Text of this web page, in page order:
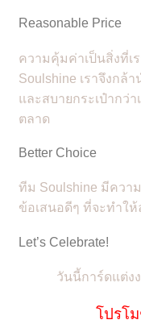
Reasonable Price
ความคุ้มค่าเป็นสิ่งที่
Soulshine เราจึงกล้
และสบายกระเป๋ากว่
ตลาด
Better Choice
ทีม Soulshine มีควา
ข้อเสนอดีๆ ที่จะทำใ
Let’s Celebrate!
วันนี้การ์ดแต่ง
โปรโ